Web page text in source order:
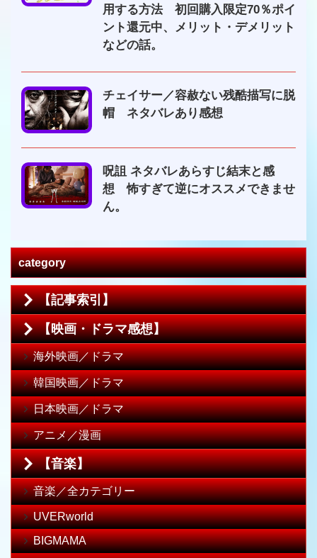
用する方法 初回購入限定70％ポイ
ント還元中、メリット・デメリット
などの話。
チェイサー／容赦ない残酷描写に脱
帽 ネタバレあり感想
呪詛 ネタバレあらすじ結末と感
想 怖すぎて逆にオススメできませ
ん。
category
【記事索引】
【映画・ドラマ感想】
海外映画／ドラマ
韓国映画／ドラマ
日本映画／ドラマ
アニメ／漫画
【音楽】
音楽／全カテゴリー
UVERworld
BIGMAMA